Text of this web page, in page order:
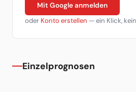
Mit Google anmelden
oder Konto erstellen — ein Klick,
Einzelprognosen